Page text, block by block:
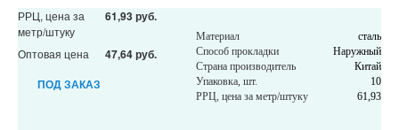
РРЦ, цена за
метр/штуку
61,93 руб.
Оптовая цена
47,64 руб.
ПОД ЗАКАЗ
Материал
сталь
Способ прокладки
Наружный
Страна производитель
Китай
Упаковка, шт.
10
РРЦ, цена за метр/штуку
61,93